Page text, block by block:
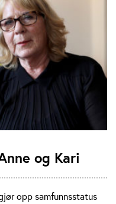
og Kari
opp samfunnsstatus